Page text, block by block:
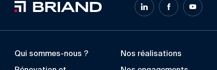
Qui sommes-nous ? Nos réalisations